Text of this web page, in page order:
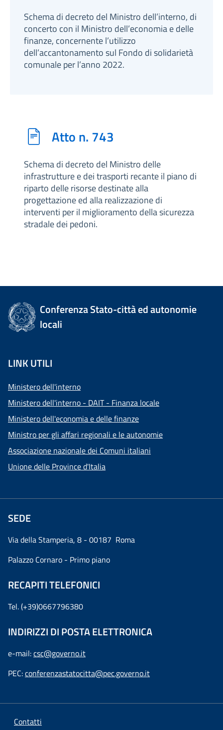
Schema di decreto del Ministro dell’interno, di
concerto con il Ministro dell’economia e delle
finanze, concernente l’utilizzo
dell’accantonamento sul Fondo di solidarietà
comunale per l’anno 2022.
Atto n. 743
Schema di decreto del Ministro delle
infrastrutture e dei trasporti recante il piano di
riparto delle risorse destinate alla
progettazione ed alla realizzazione di
interventi per il miglioramento della sicurezza
stradale dei pedoni.
Conferenza Stato-città ed autonomie
locali
LINK UTILI
Ministero dell'interno
Ministero dell'interno - DAIT - Finanza locale
Ministero dell'economia e delle finanze
Ministro per gli affari regionali e le autonomie
Associazione nazionale dei Comuni italiani
Unione delle Province d'Italia
SEDE
Via della Stamperia, 8 - 00187 Roma
Palazzo Cornaro - Primo piano
RECAPITI TELEFONICI
Tel. (+39)0667796380
INDIRIZZI DI POSTA ELETTRONICA
e-mail:csc@governo.it
PEC:conferenzastatocitta@pec.governo.it
Contatti